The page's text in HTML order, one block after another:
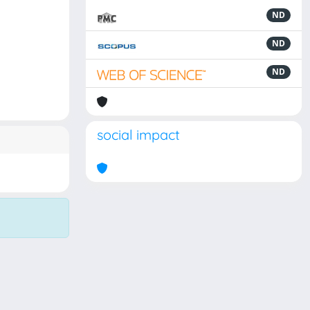
ND
ND
ND
social impact